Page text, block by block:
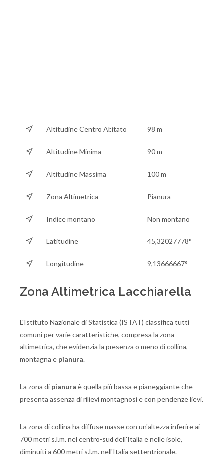
Altitudine Centro Abitato 98 m
Altitudine Minima 90 m
Altitudine Massima 100 m
Zona Altimetrica Pianura
Indice montano Non montano
Latitudine 45,32027778°
Longitudine 9,13666667°
Zona Altimetrica Lacchiarella
L'Istituto Nazionale di Statistica (ISTAT) classifica tutti
comuni per varie caratteristiche, compresa la zona
altimetrica, che evidenzia la presenza o meno di collina,
montagna e pianura.
La zona di pianura è quella più bassa e pianeggiante che
presenta assenza di rilievi montagnosi e con pendenze lievi.
La zona di collina ha diffuse masse con un'altezza inferire ai
700 metri s.l.m. nel centro-sud dell'Italia e nelle isole,
diminuiti a 600 metri s.l.m. nell'Italia settentrionale.